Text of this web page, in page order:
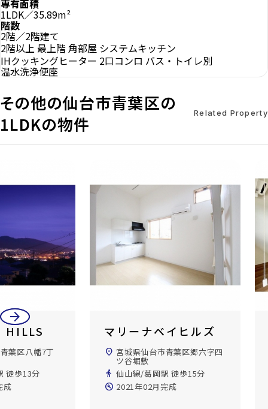
専有面積
1LDK／35.89m²
階数
2階／2階建て
2階以上 最上階角部屋 システムキッチン
IHクッキングヒーター 2口コンロ バス・トイレ別
温水洗浄便座
その他の仙台市青葉区の
1LDKの物件
Related Property
arrow_back
arrow_forward
ヒルズ
葉区郷六字四
徒歩15分
成
ルキシア大町西公園
location_on 宮城県仙台市青葉区大町2丁
目
directions_walk 仙台市地下鉄東西線/大町西
公園駅 徒歩2分
build_circle